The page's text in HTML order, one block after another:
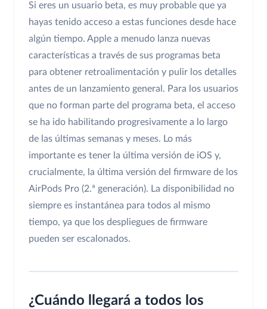
Si eres un usuario beta, es muy probable que ya
hayas tenido acceso a estas funciones desde hace
algún tiempo. Apple a menudo lanza nuevas
características a través de sus programas beta
para obtener retroalimentación y pulir los detalles
antes de un lanzamiento general. Para los usuarios
que no forman parte del programa beta, el acceso
se ha ido habilitando progresivamente a lo largo
de las últimas semanas y meses. Lo más
importante es tener la última versión de iOS y,
crucialmente, la última versión del firmware de los
AirPods Pro (2.ª generación). La disponibilidad no
siempre es instantánea para todos al mismo
tiempo, ya que los despliegues de firmware
pueden ser escalonados.
¿Cuándo llegará a todos los